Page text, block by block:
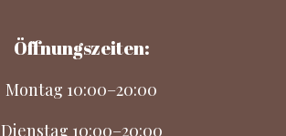
Öffnungszeiten:
Montag 10:00–20:00
Dienstag 10:00–20:00